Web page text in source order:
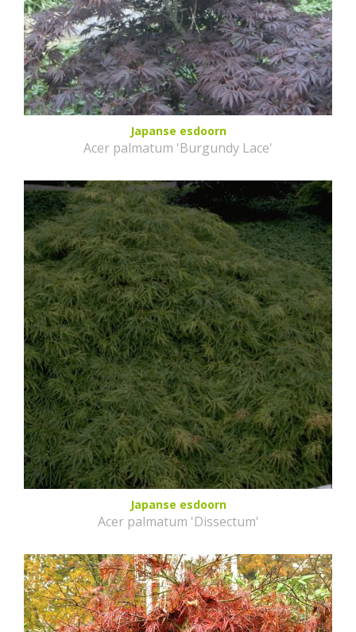
Japanse esdoorn
Acer palmatum 'Burgundy Lace'
Japanse esdoorn
Acer palmatum 'Dissectum'